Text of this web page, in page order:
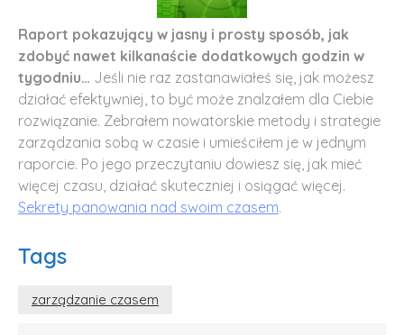
Raport pokazujący w jasny i prosty sposób, jak
zdobyć nawet kilkanaście dodatkowych godzin w
tygodniu… Jeśli nie raz zastanawiałeś się, jak możesz
działać efektywniej, to być może znalzałem dla Ciebie
rozwiązanie. Zebrałem nowatorskie metody i strategie
zarządzania sobą w czasie i umieściłem je w jednym
raporcie. Po jego przeczytaniu dowiesz się, jak mieć
więcej czasu, działać skuteczniej i osiągać więcej.
Sekrety panowania nad swoim czasem.
Tags
zarządzanie czasem